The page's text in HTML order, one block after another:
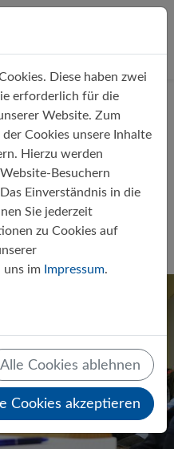
– Eine
Diese haben zwei
erforderlich für die
Website. Zum
Cookies unsere Inhalte
Hierzu werden
Besuchern
Einverständnis in die
Sie jederzeit
zu Cookies auf
uns im Impressum.
Alle Cookies ablehnen
Cookies akzeptieren